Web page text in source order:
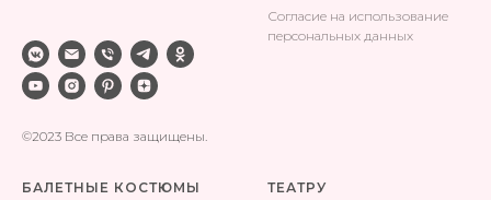
©2023 Все права защищены.
Согласие на использование
персональных данных
БАЛЕТНЫЕ КОСТЮМЫ ТЕАТРУ